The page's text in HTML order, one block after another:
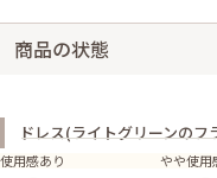
商品の状態
ドレス(ライトグリーンの
使用感あり やや使用